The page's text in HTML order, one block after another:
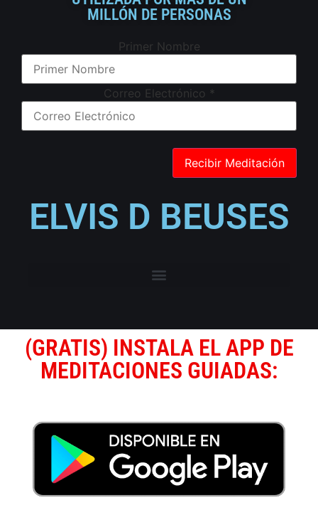
MILLÓN DE PERSONAS
Primer Nombre
Correo Electrónico *
ELVIS D BEUSES
(GRATIS) INSTALA EL APP DE
MEDITACIONES GUIADAS: